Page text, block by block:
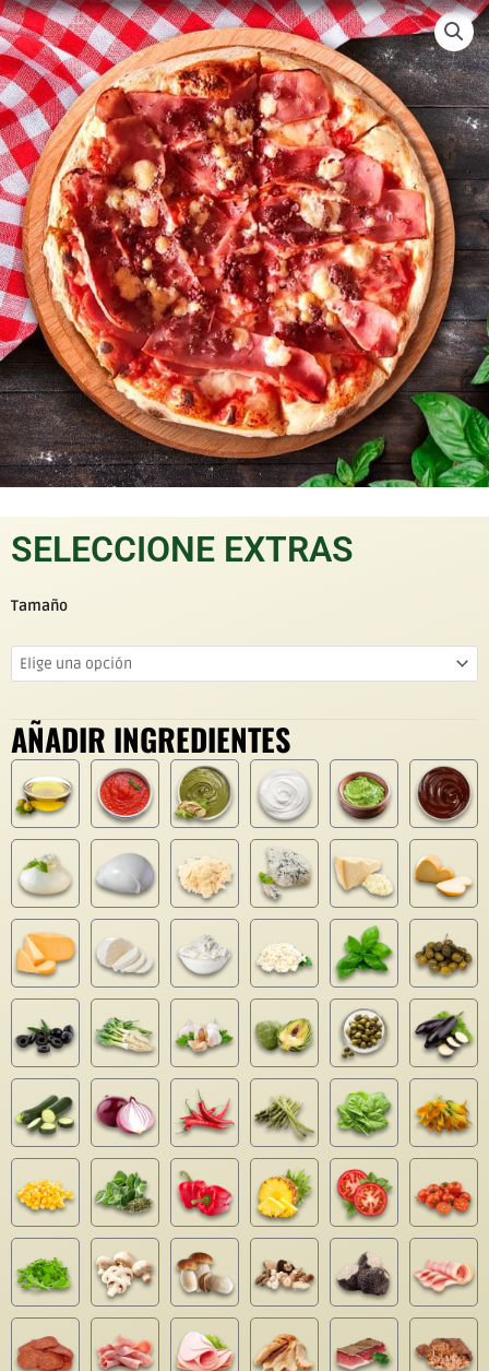
SELECCIONE EXTRAS
Tamaño
AÑADIR INGREDIENTES